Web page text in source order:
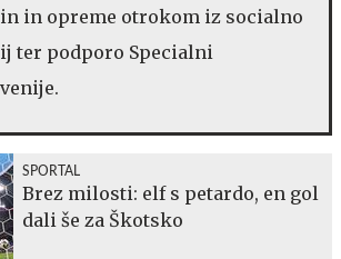
in opreme otrokom iz socialno
ter podporo Specialni
SPORTAL
Brez milosti: elf s petardo, en gol
dali še za Škotsko